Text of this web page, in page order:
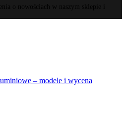
o nowościach w naszym sklepie i
– modele i wycena